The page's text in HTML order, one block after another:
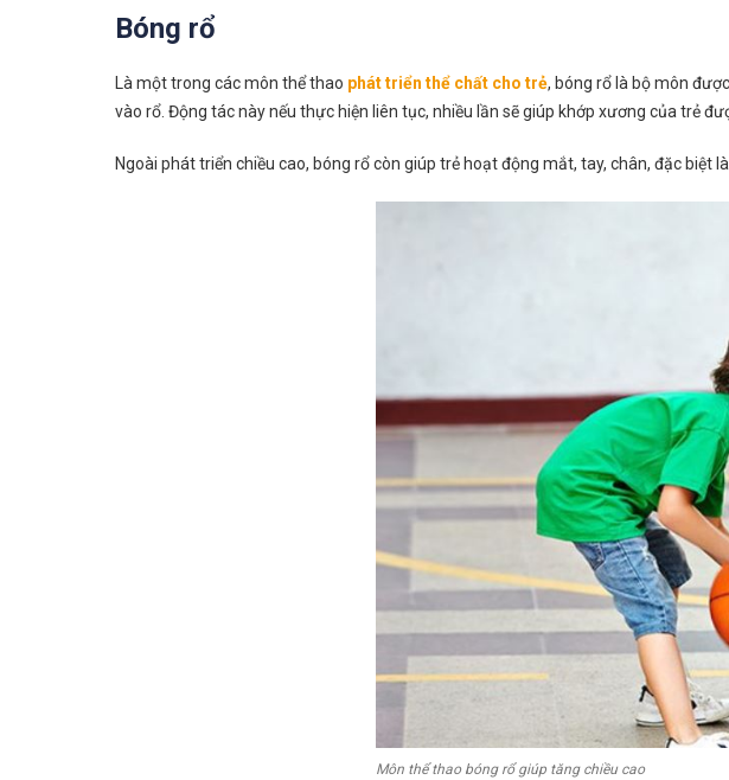
Bóng rổ
Là một trong các môn thể thao phát triển thể chất cho trẻ, bóng rổ là bộ môn
vào rổ. Động tác này nếu thực hiện liên tục, nhiều lần sẽ giúp khớp xương của trẻ
Ngoài phát triển chiều cao, bóng rổ còn giúp trẻ hoạt động mắt, tay, chân, đặc biệt
Môn thể thao bóng rổ giúp tăng chiều cao